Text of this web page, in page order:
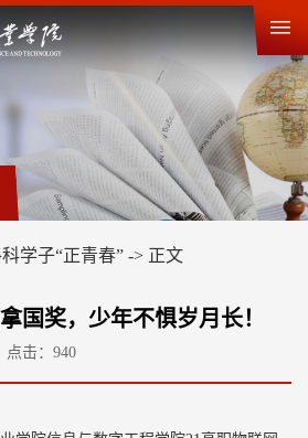
学子“正青春” -> 正文
国奖，少年不惧岁月长！
点击： 940